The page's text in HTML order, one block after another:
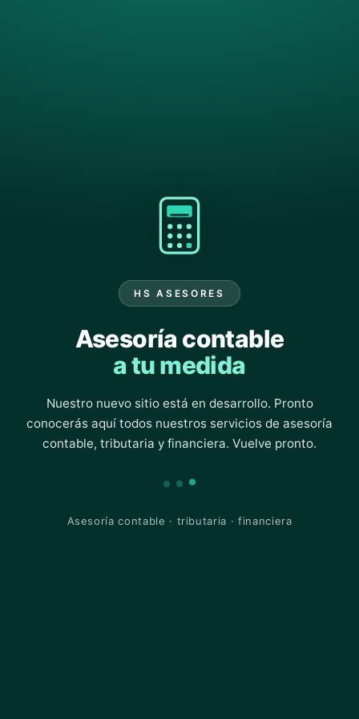
HS ASESORES
Asesoría contable
a tu medida
Nuestro nuevo sitio está en desarrollo. Pronto
conocerás aquí todos nuestros servicios de asesoría
contable, tributaria y financiera. Vuelve pronto.
Asesoría contable · tributaria · financiera